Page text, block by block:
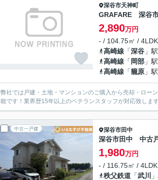
深谷市天神町
GRAFARE 深谷
2,890万円
- / 104.75㎡ /
高崎線 「深谷 」
高崎線 「 岡部 」
高崎線 「籠原 」
弊社では戸建・土地・マンションのご購入から売却・ロー
能です！業界歴15年以上のベテランスタッフが対応致しま
中古一戸建 深谷市田中
深谷市田中 中古
1,980万円
- / 116.75㎡ /
秩父鉄道 「武川